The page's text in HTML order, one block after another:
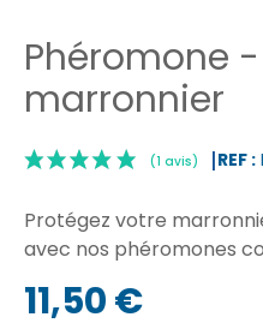
Phéromone
marronnier
REF :
Protégez votre
avec nos phéromones
11,50 €